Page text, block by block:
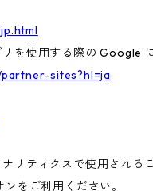
を使用する際の Google
sites?hl=ja
リティクスで使用される
をご利用ください。